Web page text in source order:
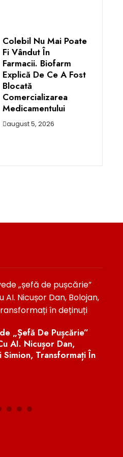
Colebil Nu Mai Poate
Fi Vândut În
Farmacii. Biofarm
Explică De Ce A Fost
Blocată
Comercializarea
Medicamentului
august 5, 2026
„șefă De Pușcărie”
AI. Nicușor Dan,
Simion, Transformați În